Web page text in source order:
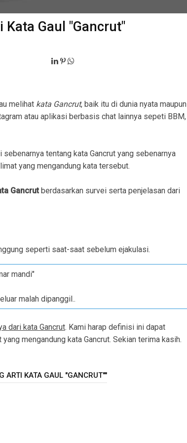
Gaul "Gancrut"
melihat kata Gancrut, baik itu di dunia nyata maupun
atau aplikasi berbasis chat lainnya sepeti BBM,
tentang kata Gancrut yang sebenarnya
yang mengandung kata tersebut.
Gancrut berdasarkan survei serta penjelasan dari
seperti saat-saat sebelum ejakulasi.
mandi"
malah dipanggil..
dari kata Gancrut. Kami harap definisi ini dapat
mengandung kata Gancrut. Sekian terima kasih.
ARTI KATA GAUL "GANCRUT""